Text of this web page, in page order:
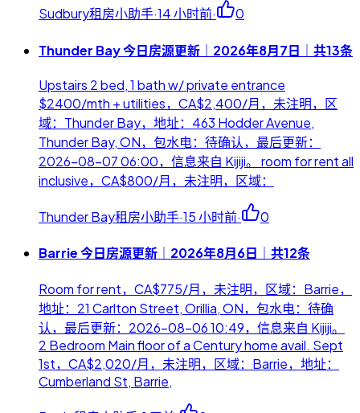
Sudbury租房小助手·14 小时前· 0
Thunder Bay 今日房源更新｜2026年8月7日｜共13条
Upstairs 2 bed, 1 bath w/ private entrance
$2400/mth + utilities，CA$2,400/月，未注明，区
域：Thunder Bay，地址：463 Hodder Avenue,
Thunder Bay, ON，包水电：待确认，最后更新：
2026-08-07 06:00，信息来自 Kijiji。 room for rent all
inclusive，CA$800/月，未注明，区域：
Thunder Bay租房小助手·15 小时前· 0
Barrie 今日房源更新｜2026年8月6日｜共12条
Room for rent，CA$775/月，未注明，区域：Barrie，
地址：21 Carlton Street, Orillia, ON，包水电：待确
认，最后更新：2026-08-06 10:49，信息来自 Kijiji。
2 Bedroom Main floor of a Century home avail. Sept
1st，CA$2,020/月，未注明，区域：Barrie，地址：
Cumberland St, Barrie,